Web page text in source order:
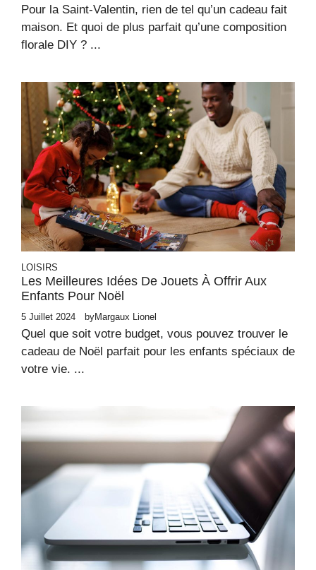
Pour la Saint-Valentin, rien de tel qu’un cadeau fait
maison. Et quoi de plus parfait qu’une composition
florale DIY ? ...
LOISIRS
Les Meilleures Idées De Jouets À Offrir Aux
Enfants Pour Noël
5 Juillet 2024 byMargaux Lionel
Quel que soit votre budget, vous pouvez trouver le
cadeau de Noël parfait pour les enfants spéciaux de
votre vie. ...